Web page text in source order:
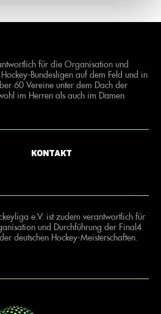
für die Organisation und
Bundesligen auf dem Feld und in
60 Vereine unter dem Dach der
im Herren als auch im Damen
Kontakt
e.V. ist zudem verantwortlich für
und Durchführung der Final4
deutschen Hockey-Meisterschaften.